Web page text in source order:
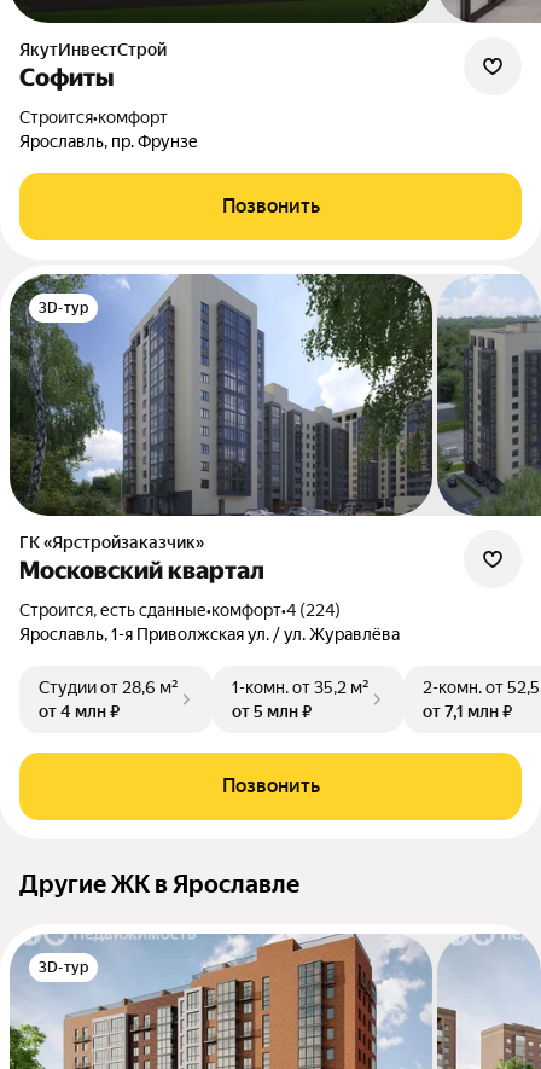
ЯкутИнвестСтрой
Софиты
Строится•комфорт
Ярославль, пр. Фрунзе
Позвонить
3D-тур
ГК «Ярстройзаказчик»
Московский квартал
Строится, есть сданные•комфорт•4 (224)
Ярославль, 1-я Приволжская ул. / ул. Журавлёва
Студииот 28,6 м²
от 4 млн ₽
1-комн.от 35,2 м²
от 5 млн ₽
2-комн.от
от 7,1 млн ₽
Позвонить
Другие ЖК в Ярославле
3D-тур